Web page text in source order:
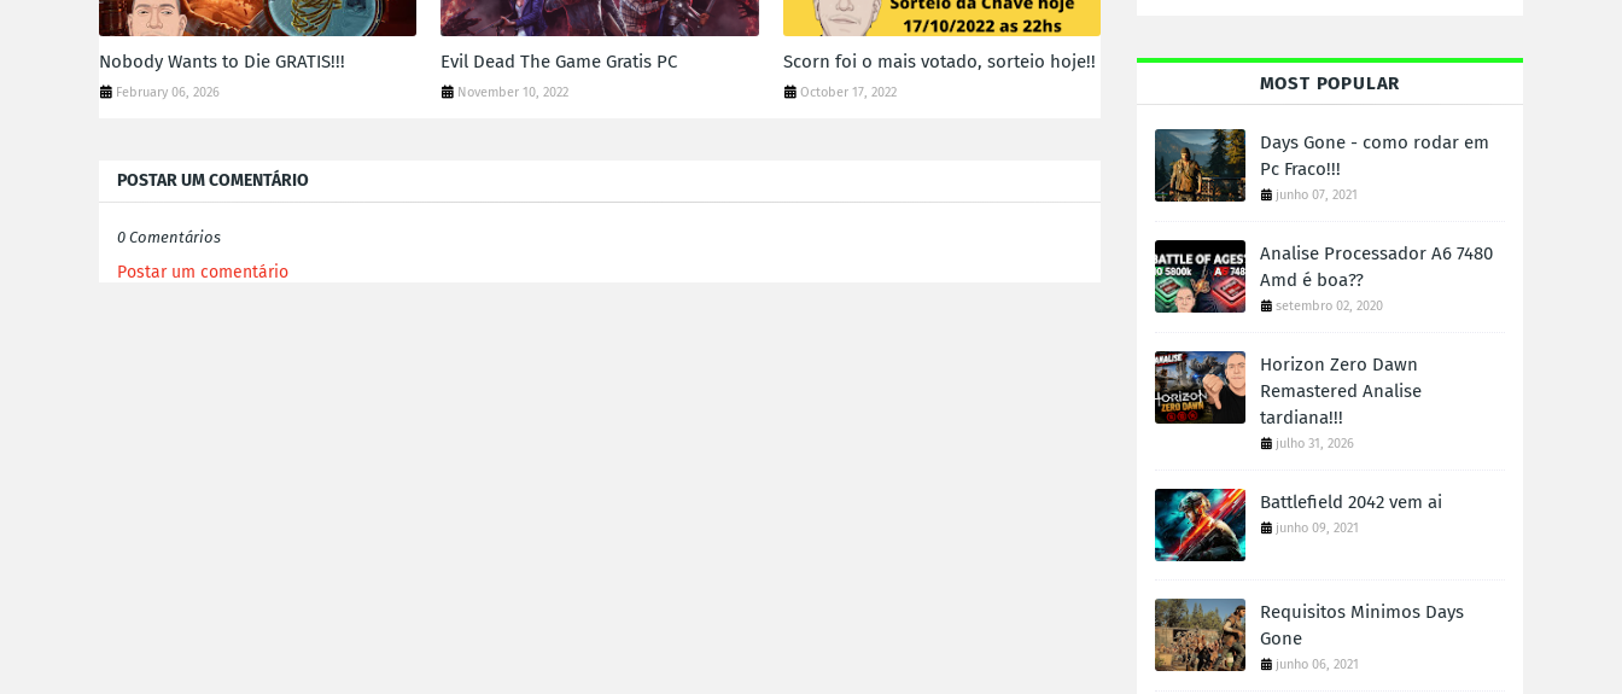
Nobody Wants to Die GRATIS!!!
February 06, 2026
Evil Dead The Game Gratis PC
November 10, 2022
Scorn foi o mais votado, sorteio hoje!!
October 17, 2022
POSTAR UM COMENTÁRIO
0 Comentários
Postar um comentário
MOST POPULAR
Days Gone - como rodar em
Pc Fraco!!!
junho 07, 2021
Analise Processador A6 7480
Amd é boa??
setembro 02, 2020
Horizon Zero Dawn
Remastered Analise
tardiana!!!
julho 31, 2026
Battlefield 2042 vem ai
junho 09, 2021
Requisitos Minimos Days
Gone
junho 06, 2021